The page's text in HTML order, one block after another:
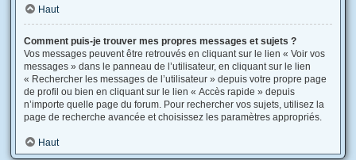
Haut
Comment puis-je trouver mes propres messages et sujets ?
Vos messages peuvent être retrouvés en cliquant sur le lien « Voir vos
messages » dans le panneau de l’utilisateur, en cliquant sur le lien
« Rechercher les messages de l’utilisateur » depuis votre propre page
de profil ou bien en cliquant sur le lien « Accès rapide » depuis
n’importe quelle page du forum. Pour rechercher vos sujets, utilisez la
page de recherche avancée et choisissez les paramètres appropriés.
Haut